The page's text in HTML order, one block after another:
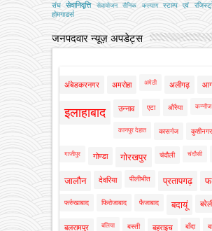
संघ
सेवानिवृत्ति सेवायोजन सैनिक कल्‍याण स्टाम्प एवं
होमगाडर्स
जनपदवार न्यूज़ अपडेट्स
अंबेडकरनगर अमरोहा अमेठी अलीगढ़
इलाहाबाद उन्नाव एटा औरैया कन्नौज
कानपुर देहात कासगंज कुशीनगर
गाजीपुर गोण्डा गोरखपुर चंदौली चंदौसी
जालौन देवरिया पीलीभीत प्रतापगढ़
फर्रुखाबाद फिरोजाबाद फैजाबाद बदायूं
बलरामपुर बलिया बस्ती बहराइच बाँदा